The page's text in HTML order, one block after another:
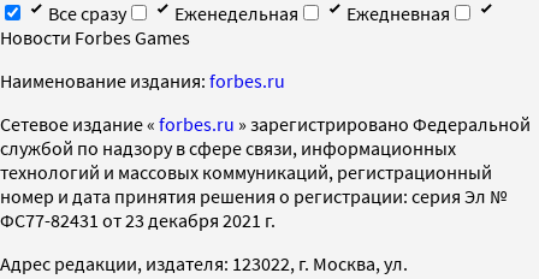
Все сразу
Еженедельная
Ежедневная
Новости Forbes Games
Наименование издания: forbes.ru
Cетевое издание « forbes.ru » зарегистрировано Федеральной
службой по надзору в сфере связи, информационных
технологий и массовых коммуникаций, регистрационный
номер и дата принятия решения о регистрации: серия Эл №
ФС77-82431 от 23 декабря 2021 г.
Адрес редакции, издателя: 123022, г. Москва, ул.